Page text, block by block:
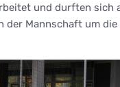
und durften sich
der Mannschaft um die